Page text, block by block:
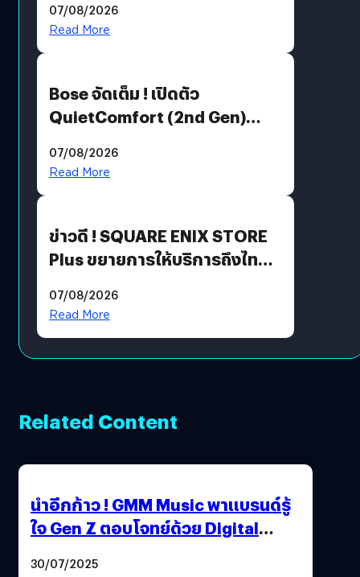
มีภาษาไทยด้วย
07/08/2026
Read More
Bose จัดเต็ม ! เปิดตัว
QuietComfort (2nd Gen)
07/08/2026
Read More
ข่าวดี ! SQUARE ENIX STORE
Plus ขยายการให้บริการถึงไทย
โดยตรง
07/08/2026
Read More
Related Content
นำอีกก้าว ! GMM Music พาแบรนด์รู้
ใจ Gen Z ตอบโจทย์ด้วย Digital
30/07/2025